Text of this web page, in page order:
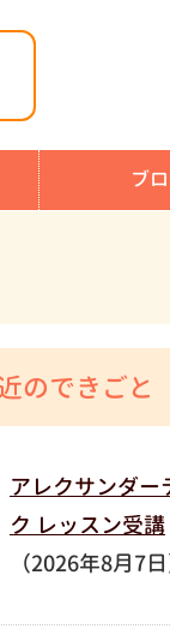
ブ
のできごと
アレクサンダー
ク レッスン受講
（2026年8月7日